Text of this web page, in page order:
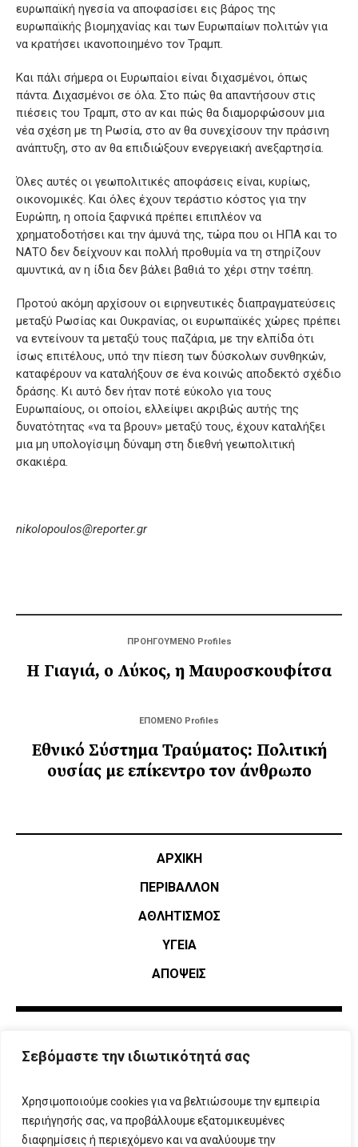
Σεβόμαστε την ιδιωτικότητά σας
Χρησιμοποιούμε cookies για να βελτιώσουμε την εμπειρία
περιήγησής σας, να προβάλλουμε εξατομικευμένες
διαφημίσεις ή περιεχόμενο και να αναλύουμε την
ευρωπαϊκή ηγεσία να αποφασίσει εις βάρος της
ευρωπαϊκής βιομηχανίας και των Ευρωπαίων πολιτών για
να κρατήσει ικανοποιημένο τον Τραμπ.
Και πάλι σήμερα οι Ευρωπαίοι είναι διχασμένοι, όπως
πάντα. Διχασμένοι σε όλα. Στο πώς θα απαντήσουν στις
πιέσεις του Τραμπ, στο αν και πώς θα διαμορφώσουν μια
νέα σχέση με τη Ρωσία, στο αν θα συνεχίσουν την πράσινη
ανάπτυξη, στο αν θα επιδιώξουν ενεργειακή ανεξαρτησία.
Όλες αυτές οι γεωπολιτικές αποφάσεις είναι, κυρίως,
οικονομικές. Και όλες έχουν τεράστιο κόστος για την
Ευρώπη, η οποία ξαφνικά πρέπει επιπλέον να
χρηματοδοτήσει και την άμυνά της, τώρα που οι ΗΠΑ και το
ΝΑΤΟ δεν δείχνουν και πολλή προθυμία να τη στηρίζουν
αμυντικά, αν η ίδια δεν βάλει βαθιά το χέρι στην τσέπη.
Προτού ακόμη αρχίσουν οι ειρηνευτικές διαπραγματεύσεις
μεταξύ Ρωσίας και Ουκρανίας, οι ευρωπαϊκές χώρες πρέπει
να εντείνουν τα μεταξύ τους παζάρια, με την ελπίδα ότι
ίσως επιτέλους, υπό την πίεση των δύσκολων συνθηκών,
καταφέρουν να καταλήξουν σε ένα κοινώς αποδεκτό σχέδιο
δράσης. Κι αυτό δεν ήταν ποτέ εύκολο για τους
Ευρωπαίους, οι οποίοι, ελλείψει ακριβώς αυτής της
δυνατότητας «να τα βρουν» μεταξύ τους, έχουν καταλήξει
μια μη υπολογίσιμη δύναμη στη διεθνή γεωπολιτική
σκακιέρα.
nikolopoulos@reporter.gr
ΠΡΟΗΓΟΥΜΕΝΟ Profiles
Η Γιαγιά, ο Λύκος, η Μαυροσκουφίτσα
ΕΠΟΜΕΝΟ Profiles
Εθνικό Σύστημα Τραύματος: Πολιτική
ουσίας με επίκεντρο τον άνθρωπο
ΑΡΧΙΚΗ
ΠΕΡΙΒΑΛΛΟΝ
ΑΘΛΗΤΙΣΜΌΣ
ΥΓΕΙΑ
ΑΠΟΨΕΙΣ